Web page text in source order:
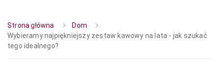
Strona główna
Dom
Wybieramy najpiękniejszy zestaw kawowy na lata - jak szukać
tego idealnego?